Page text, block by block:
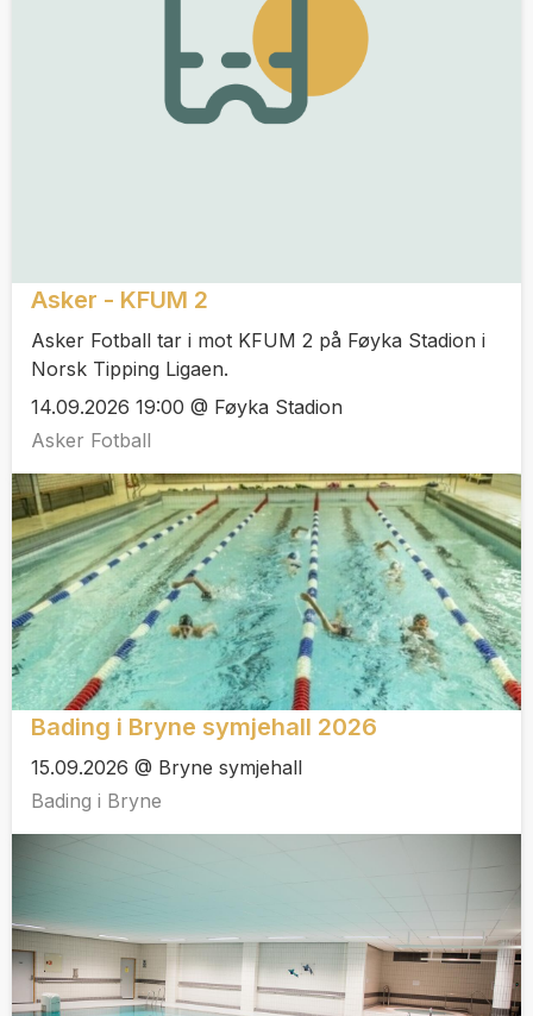
Asker - KFUM 2
Asker Fotball tar i mot KFUM 2 på Føyka Stadion i
Norsk Tipping Ligaen.
14.09.2026 19:00 @ Føyka Stadion
Asker Fotball
Bading i Bryne symjehall 2026
15.09.2026 @ Bryne symjehall
Bading i Bryne